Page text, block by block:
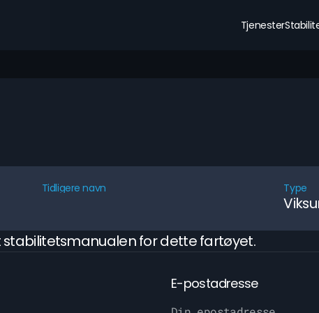
Tidligere navn Type
for dette fartøyet.
E-postadresse
Tjenester